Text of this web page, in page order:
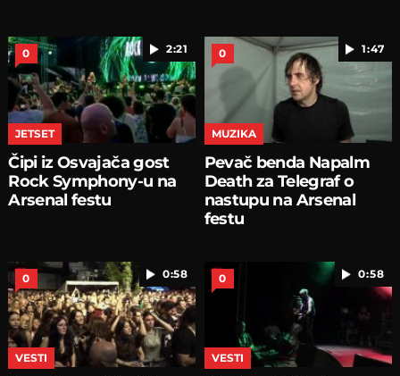
2:21
0
JETSET
Čipi iz Osvajača gost
Rock Symphony-u na
Arsenal festu
1:47
0
MUZIKA
Pevač benda Napalm
Death za Telegraf o
nastupu na Arsenal
festu
0:58
0
VESTI
0:58
0
VESTI